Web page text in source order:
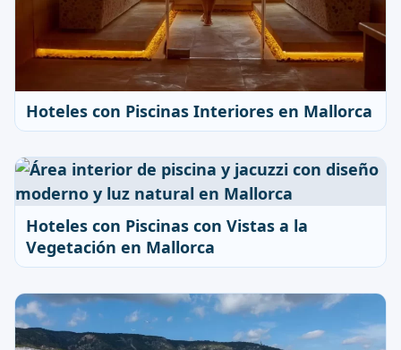
Hoteles con Piscinas Interiores en Mallorca
Hoteles con Piscinas con Vistas a la
Vegetación en Mallorca